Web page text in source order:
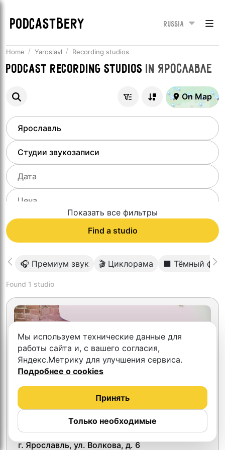
PODCASTBERY Russia
Home Yaroslavl Recording studios
Podcast recording studios in Ярославле
On Map
Показать все фильтры
Find a studio
🎧 Премиум звук 🎬 Циклорама ⬛️ Тёмный фон
Found 1 studio
Loftcast
г. Ярославль, ул. Волкова, д. 6
Мы используем технические данные для
работы сайта и, с вашего согласия,
Яндекс.Метрику для улучшения сервиса.
Подробнее о cookies
Только необходимые
Принять